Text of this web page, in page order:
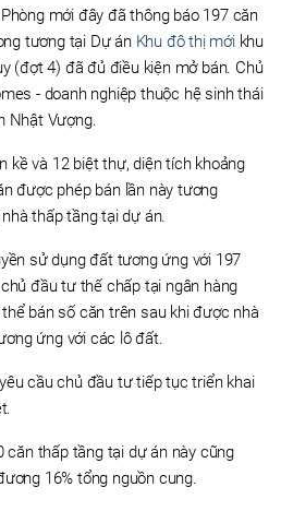
mới đây đã thông báo 197 căn
tương tại Dự án Khu đô thị mớikhu
(đợt 4) đã đủ điều kiện mở bán. Chủ
- doanh nghiệp thuộc hệ sinh thái
Nhật Vượng.
kề và 12 biệt thự, diện tích khoảng
được phép bán lần này tương
thấp tầng tại dự án.
sử dụng đất tương ứng với 197
đầu tư thế chấp tại ngân hàng
bán số căn trên sau khi được nhà
ứng với các lô đất.
cầu chủ đầu tư tiếp tục triển khai
căn thấp tầng tại dự án này cũng
16% tổng nguồn cung.